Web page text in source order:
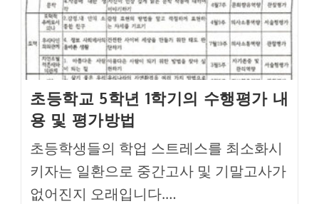
초등학교 5학년 1학기의 수행평가 내
용 및 평가방법
초등학생들의 학업 스트레스를 최소화시
키자는 일환으로 중간고사 및 기말고사가
없어진지 오래입니다.…